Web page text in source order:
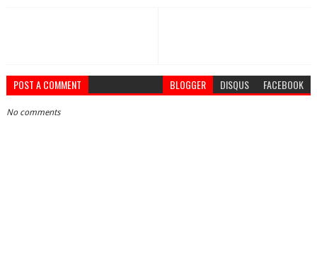
POST A COMMENT BLOGGER DISQUS FACEBOOK
No comments